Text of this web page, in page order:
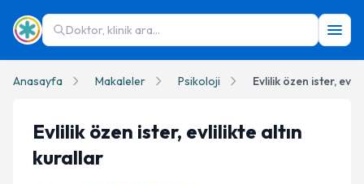
Doktor, klinik ara...
Anasayfa Makaleler Psikoloji Evlilik özen ister,
Evlilik özen ister, evlilikte altın
kurallar